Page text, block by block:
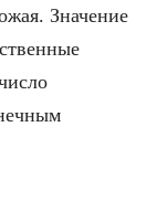
Значение